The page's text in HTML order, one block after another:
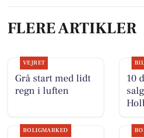
FLERE ARTIKLER
VEJRET
Grå start med lidt
regn i luften
10
BOLIGMARKED